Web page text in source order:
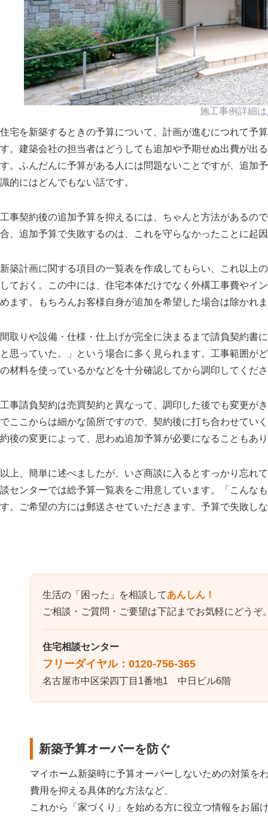
施工事例詳細は
住宅を新築するときの予算について、計画が進むにつれて予
す。建築会社の担当者はどうしても追加や予期せぬ出費が出
す。ふんだんに予算がある人には問題ないことですが、追加
識的にはどんでもない話です。
工事契約後の追加予算を抑えるには、ちゃんと方法があるの
合、追加予算で失敗するのは、これを守らなかったことに起
新築計画に関する項目の一覧表を作成してもらい、これ以上
しておく。この中には、住宅本体だけでなく外構工事費やイ
めます。もちろんお客様自身が追加を希望した場合は除かれ
間取りや設備・仕様・仕上げが完全に決まるまで請負契約書
と思っていた。
という場合に多く見られます。工事範囲が
の材料を使っているかなどを十分確認してから調印してくだ
工事請負契約は売買契約と異なって、調印した後でも変更が
でここからは細かな箇所ですので、契約後に打ち合わせてい
約後の変更によって、思わぬ追加予算が必要になることもあ
以上、簡単に述べましたが、いざ商談に入るとすっかり忘れ
談センターでは総予算一覧表をご用意しています。
こんな
す。ご希望の方には郵送させていただきます。予算で失敗し
生活の 困った を相談してあんしん！
ご相談・ご質問・ご要望は下記までお気軽にどうぞ
住宅相談センター
フリーダイヤル： 0120-756-365
名古屋市中区栄四丁目1番地1 中日ビル6階
新築予算オーバーを防ぐ
マイホーム新築時に予算オーバーしないための対策を
費用を抑える具体的な方法など、
これから
家づくり を始める方に役立つ情報をお届